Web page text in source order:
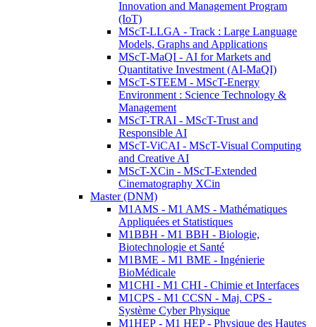
Innovation and Management Program
(IoT)
MScT-LLGA - Track : Large Language
Models, Graphs and Applications
MScT-MaQI - AI for Markets and
Quantitative Investment (AI-MaQI)
MScT-STEEM - MScT-Energy
Environment : Science Technology &
Management
MScT-TRAI - MScT-Trust and
Responsible AI
MScT-ViCAI - MScT-Visual Computing
and Creative AI
MScT-XCin - MScT-Extended
Cinematography XCin
Master (DNM)
M1AMS - M1 AMS - Mathématiques
Appliquées et Statistiques
M1BBH - M1 BBH - Biologie,
Biotechnologie et Santé
M1BME - M1 BME - Ingénierie
BioMédicale
M1CHI - M1 CHI - Chimie et Interfaces
M1CPS - M1 CCSN - Maj. CPS -
Système Cyber Physique
M1HEP - M1 HEP - Physique des Hautes